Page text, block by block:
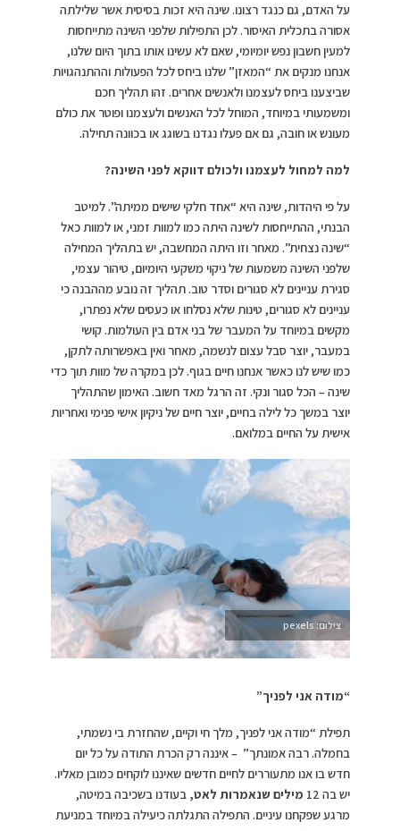
על האדם, גם כנגד רצונו. שינה היא זכות בסיסית אשר שלילתה
אסורה בתכלית האיסור. לכן התפילות שלפני השינה מתייחסות
למעין חשבון נפש יומיומי, שאם לא עשינו אותו בתוך היום שלנו,
אנחנו מנקים את “המאזן” שלנו ביחס לכל הפעולות וההתנהגויות
שביצענו ביחס לעצמנו ולאנשים אחרים. זהו תהליך חכם
ומשמעותי במיוחד, המוחל לכל האנשים ולעצמנו ופוטר את כולם
מעונש או חובה, גם אם פעלו נגדנו בשוגג או בכוונה תחילה.
למה למחול לעצמנו ולכולם דווקא לפני השינה?
על פי היהדות, שינה היא “אחד חלקי שישים ממיתה”. למיטב
הבנתי, ההתייחסות לשינה היתה כמו למוות זמני, או למוות כאל
“שינה נצחית”. מאחר וזו היתה המחשבה, יש בתהליך המחילה
שלפני השינה משמעות של ניקוי משקעי היומיום, טיהור עצמי,
סגירת עניינים לא סגורים וסדר טוב. תהליך זה נובע מההבנה כי
עניינים לא סגורים, טינות שלא נסלחו או כעסים שלא נפתרו,
מקשים במיוחד על המעבר של בני אדם בין העולמות. קושי
במעבר, יוצר סבל עצום לנשמה, מאחר ואין באפשרותה לתקן,
כמו שיש לנו כאשר אנחנו חיים בגוף. לכן במקרה של מוות תוך כדי
שינה – הכל סגור ונקי. זה הרגל מאד חשוב. האימון שהתהליך
יוצר במשך כל לילה בחיים, יוצר חיים של ניקיון אישי פנימי ואחריות
אישית על החיים במלואם.
צילום: pexels
“מודה אני לפניך”
תפילת “מודה אני לפניך, מלך חי וקיים, שהחזרת בי נשמתי,
בחמלה. רבה אמונתך” – איננה רק הכרת התודה על כל יום
חדש בו אנו מתעוררים לחיים חדשים שאיננו לוקחים כמובן מאליו.
יש בה 12
מילים שנאמרות לאט, בעודנו בשכיבה במיטה,
מרגע שפקחנו עיניים. התפילה התגלתה כיעילה במיוחד במניעת